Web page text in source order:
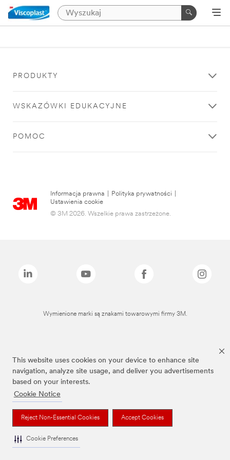
This website uses cookies on your device to enhance site
navigation, analyze site usage, and deliver you advertisements
based on your interests.
Cookie Notice
Reject Non-Essential Cookies Accept Cookies
Cookie Preferences
PRODUKTY
WSKAZÓWKI EDUKACYJNE
POMOC
Informacja prawna Polityka prywatności
Ustawienia cookie
© 3M 2026. Wszelkie prawa zastrzeżone.
Wymienione marki są znakami towarowymi firmy 3M.